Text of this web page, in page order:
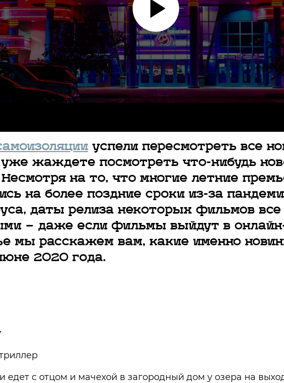
успели пересмотреть все
жаждете посмотреть что-нибудь
на то, что многие летние
на более поздние сроки из-за
даты релиза некоторых фильмов
— даже если фильмы выйдут в
мы расскажем вам, какие именно
2020 года.
едет с отцом и мачехой в загородный дом у озера на